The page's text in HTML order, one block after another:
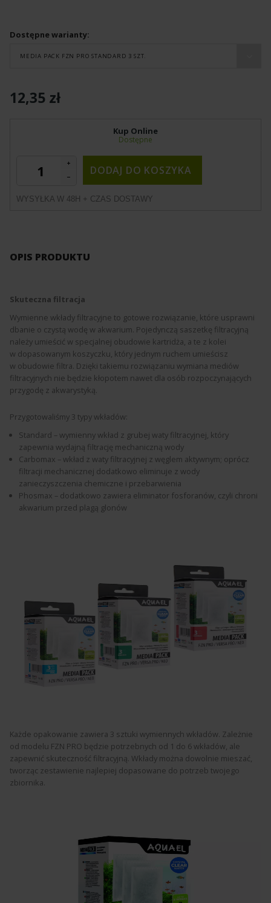
Dostępne warianty:
MEDIA PACK FZN PRO STANDARD 3 SZT.
12,35 zł
Kup Online
Dostępne
DODAJ DO KOSZYKA
WYSYŁKA W 48H + CZAS DOSTAWY
OPIS PRODUKTU
Skuteczna filtracja
Wymienne wkłady filtracyjne to gotowe rozwiązanie, które usprawni
dbanie o czystą wodę w akwarium. Pojedynczą saszetkę filtracyjną
należy umieścić w specjalnej obudowie kartridża, a te z kolei
w dopasowanym koszyczku, który jednym ruchem umieścisz
w obudowie filtra. Dzięki takiemu rozwiązaniu wymiana mediów
filtracyjnych nie będzie kłopotem nawet dla osób rozpoczynających
przygodę z akwarystyką.
Przygotowaliśmy 3 typy wkładów:
Standard – wymienny wkład z grubej waty filtracyjnej, który
zapewnia wydajną filtrację mechaniczną wody
Carbomax – wkład z waty filtracyjnej z węglem aktywnym; oprócz
filtracji mechanicznej dodatkowo eliminuje z wody
zanieczyszczenia chemiczne i przebarwienia
Phosmax – dodatkowo zawiera eliminator fosforanów, czyli chroni
akwarium przed plagą glonów
Każde opakowanie zawiera 3 sztuki wymiennych wkładów. Zależnie
od modelu FZN PRO będzie potrzebnych od 1 do 6 wkładów, ale
zapewnić skuteczność filtracyjną. Wkłady można dowolnie mieszać,
tworząc zestawienie najlepiej dopasowane do potrzeb twojego
zbiornika.